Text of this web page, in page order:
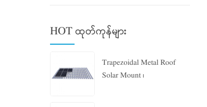
HOT ထုတ်ကုန်များ
Trapezoidal Metal Roof
Solar Mount ၊